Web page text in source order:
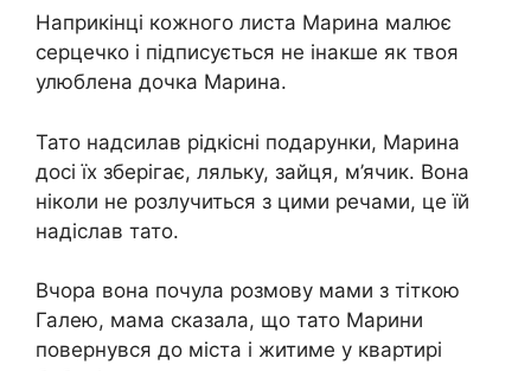
Наприкінці кожного листа Марина малює
серцечко і підписується не інакше як твоя
улюблена дочка Марина.
Тато надсилав рідкісні подарунки, Марина
досі їх зберігає, ляльку, зайця, м’ячик. Вона
ніколи не розлучиться з цими речами, це їй
надіслав тато.
Вчора вона почула розмову мами з тіткою
Галею, мама сказала, що тато Марини
повернувся до міста і житиме у квартирі